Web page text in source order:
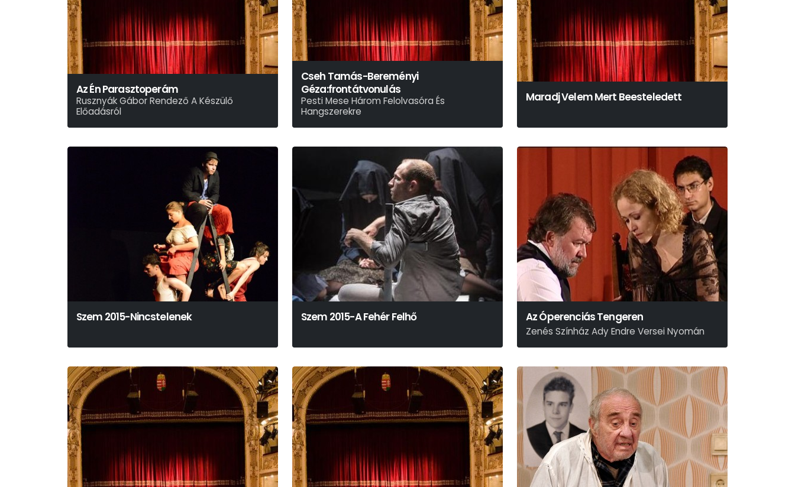
Az Én Parasztoperám
Rusznyák Gábor Rendező A Készülő
Előadásról
Cseh Tamás-Bereményi
Géza:frontátvonulás
Pesti Mese Három Felolvasóra És
Hangszerekre
Maradj Velem Mert Beesteledett
Szem 2015-Nincstelenek Szem 2015-A Fehér Felhő Az Óperenciás Tengeren
Zenés Színház Ady Endre Versei Nyomán